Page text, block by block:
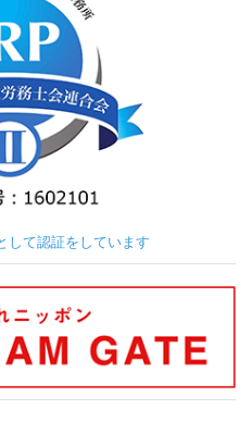
して認証をしています